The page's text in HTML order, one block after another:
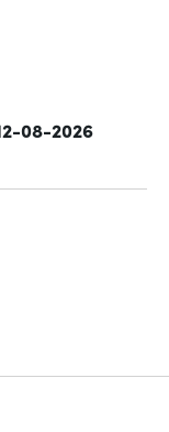
08-2026